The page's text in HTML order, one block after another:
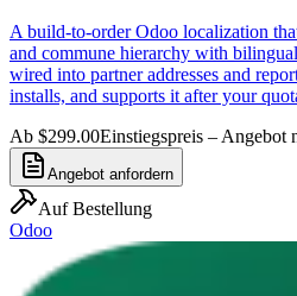
A build-to-order Odoo localization
and commune hierarchy with
wired into partner addresses and
installs, and supports it after your
Ab $299.00Einstiegspreis – Angebot
Angebot anfordern
Auf Bestellung
Odoo